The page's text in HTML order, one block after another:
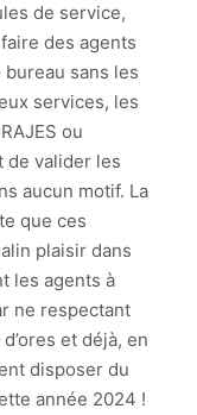
de service,
des agents
sans les
services, les
ou
de valider les
aucun motif. La
que ces
plaisir dans
les agents à
ne respectant
et déjà, en
disposer du
année 2024 !